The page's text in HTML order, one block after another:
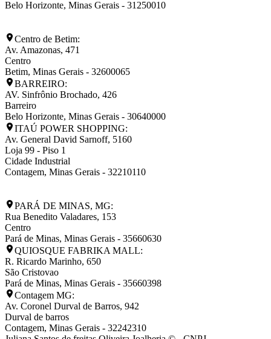
Belo Horizonte, Minas Gerais - 31250010
Centro de Betim:
Av. Amazonas, 471
Centro
Betim, Minas Gerais - 32600065
BARREIRO:
AV. Sinfrônio Brochado, 426
Barreiro
Belo Horizonte, Minas Gerais - 30640000
ITAÚ POWER SHOPPING:
Av. General David Sarnoff, 5160
Loja 99 - Piso 1
Cidade Industrial
Contagem, Minas Gerais - 32210110
PARÁ DE MINAS, MG:
Rua Benedito Valadares, 153
Centro
Pará de Minas, Minas Gerais - 35660630
QUIOSQUE FABRIKA MALL:
R. Ricardo Marinho, 650
São Cristovao
Pará de Minas, Minas Gerais - 35660398
Contagem MG:
Av. Coronel Durval de Barros, 942
Durval de barros
Contagem, Minas Gerais - 32242310